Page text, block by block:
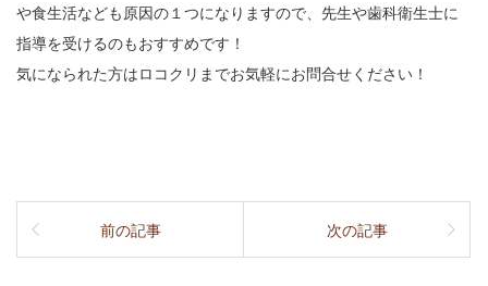
や食生活なども原因の１つになりますので、先生や歯科衛生士に
指導を受けるのもおすすめです！
気になられた方はロコクリまでお気軽にお問合せください！
前の記事 次の記事